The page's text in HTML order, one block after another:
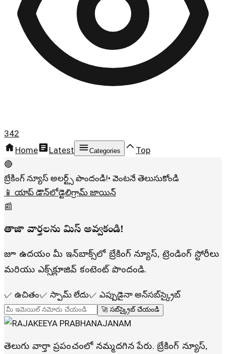
342
Home
Latest Categories
Top
🔴
బ్రేకింగ్ న్యూస్ అలర్ట్స్ పొందండి!• వెంటనే తెలుసుకోండి
📱 యాప్ డౌన్‌లోడ్టెలిగ్రామ్ జాయిన్
📰
తాజా వార్తలను మిస్ అవ్వకండి!
రోజూ ఉదయం మీ ఇన్‌బాక్స్‌లో బ్రేకింగ్ న్యూస్, ట్రెండింగ్ స్టోరీలు
మరియు ఎక్స్‌క్లూజివ్ కంటెంట్ పొందండి.
✓ ఉచితం✓ స్పామ్ లేదు✓ ఎప్పుడైనా అన్‌సబ్‌స్క్రైబ్
🚀 సబ్‌స్క్రైబ్ చేయండి
తెలుగు వార్తా ప్రపంచంలో నమ్మదగిన పేరు. బ్రేకింగ్ న్యూస్,